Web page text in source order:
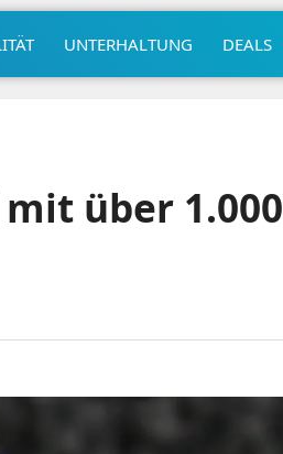
UNTERHALTUNG DEALS
über 1.000